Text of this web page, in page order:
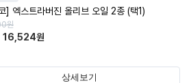
] 엑스트라버진 올리브 오일 2종 (택1)
원
16,524원
상세보기